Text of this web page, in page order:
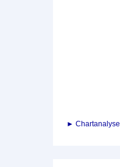
► Chartanalyse